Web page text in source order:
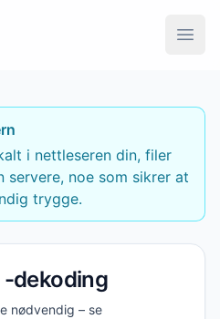
i nettleseren din, filer
servere, noe som sikrer at
trygge.
-dekoding
nødvendig – se